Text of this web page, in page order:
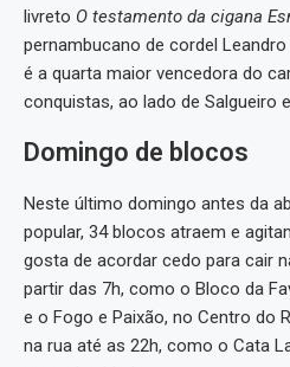
livreto O testamento da cigana
pernambucano de cordel
é a quarta maior vencedora do
conquistas, ao lado de Salgueiro
Domingo de blocos
Neste último domingo antes da
popular, 34 blocos atraem e
gosta de acordar cedo para cair
partir das 7h, como o Bloco da
e o Fogo e Paixão, no Centro do
na rua até as 22h, como o Cata